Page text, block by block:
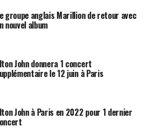
toute la passion et
qui ont diverti
durant toutes ces
– Elton John
JOHN SONT DISPONIBLES
ITUNESET AMAZON
groupe anglais Marillion de retour avec
nouvel album
John donnera 1 concert
le 12 juin à Paris
John à Paris en 2022 pour 1 dernier